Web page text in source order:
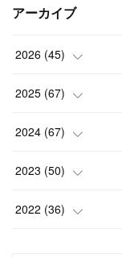
アーカイブ
2026 (45)
(1)
(5)
(5)
(5)
2025 (67)
(4)
(9)
(6)
2024 (67)
(7)
(5)
2023 (50)
(5)
2022 (36)